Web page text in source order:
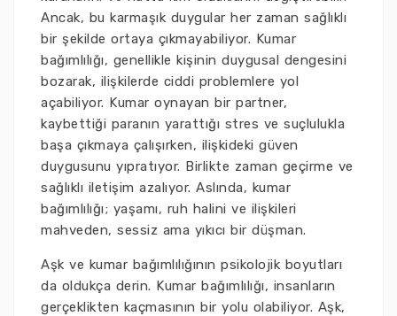
Ancak, bu karmaşık duygular her zaman sağlıklı
bir şekilde ortaya çıkmayabiliyor. Kumar
bağımlılığı, genellikle kişinin duygusal dengesini
bozarak, ilişkilerde ciddi problemlere yol
açabiliyor. Kumar oynayan bir partner,
kaybettiği paranın yarattığı stres ve suçlulukla
başa çıkmaya çalışırken, ilişkideki güven
duygusunu yıpratıyor. Birlikte zaman geçirme ve
sağlıklı iletişim azalıyor. Aslında, kumar
bağımlılığı; yaşamı, ruh halini ve ilişkileri
mahveden, sessiz ama yıkıcı bir düşman.
Aşk ve kumar bağımlılığının psikolojik boyutları
da oldukça derin. Kumar bağımlılığı, insanların
gerçeklikten kaçmasının bir yolu olabiliyor. Aşk,